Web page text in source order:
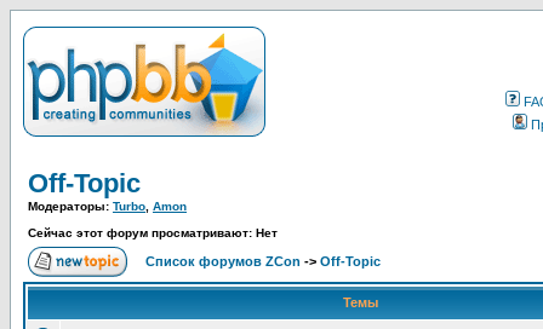
Off-Topic
Модераторы: Turbo Amon
Сейчас этот форум просматривают: Нет
Список форумов ZCon -> Off-Topic
Темы